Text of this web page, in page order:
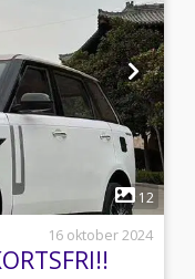
12
16 oktober 2024